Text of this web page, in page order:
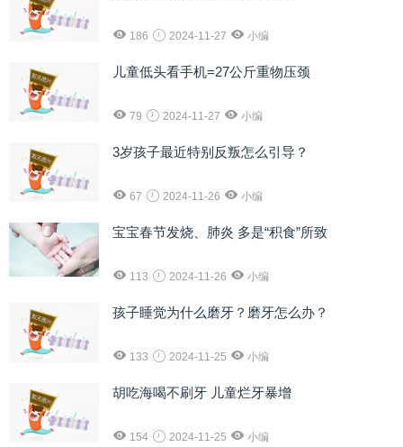
186 2024-11-27 小编
儿童低头看手机=27公斤重物压颈
79 2024-11-27 小编
3岁孩子最近特别反叛怎么引导？
67 2024-11-26 小编
宝宝春节发烧、肺炎 多是“积食”所致
113 2024-11-26 小编
孩子睡觉为什么磨牙？磨牙怎么办？
133 2024-11-25 小编
胡吃海喝不刷牙 儿童烂牙暴增
154 2024-11-25 小编